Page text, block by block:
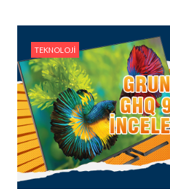
TEKNOLOJI